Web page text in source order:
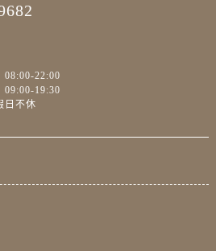
08:00-22:00
09:00-19:30
日不休